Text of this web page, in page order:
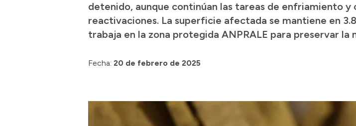
detenido, aunque continúan las tareas de enfriamiento
reactivaciones. La superficie afectada se mantiene en
trabaja en la zona protegida ANPRALE para preservar la
Fecha: 20 de febrero de 2025